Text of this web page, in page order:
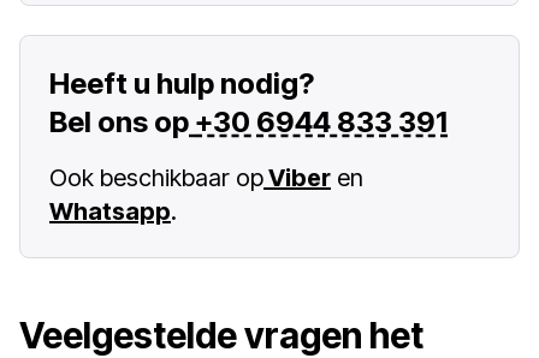
Heeft u hulp nodig?
Bel ons op +30 6944 833 391
Ook beschikbaar opViber en
Whatsapp.
Veelgestelde vragen het